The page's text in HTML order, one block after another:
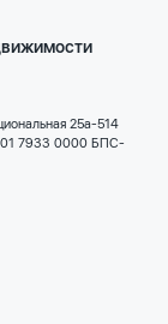
25а-514
7933 0000 БПС-